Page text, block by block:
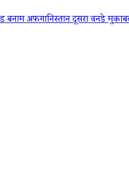
दूसरा वनडे